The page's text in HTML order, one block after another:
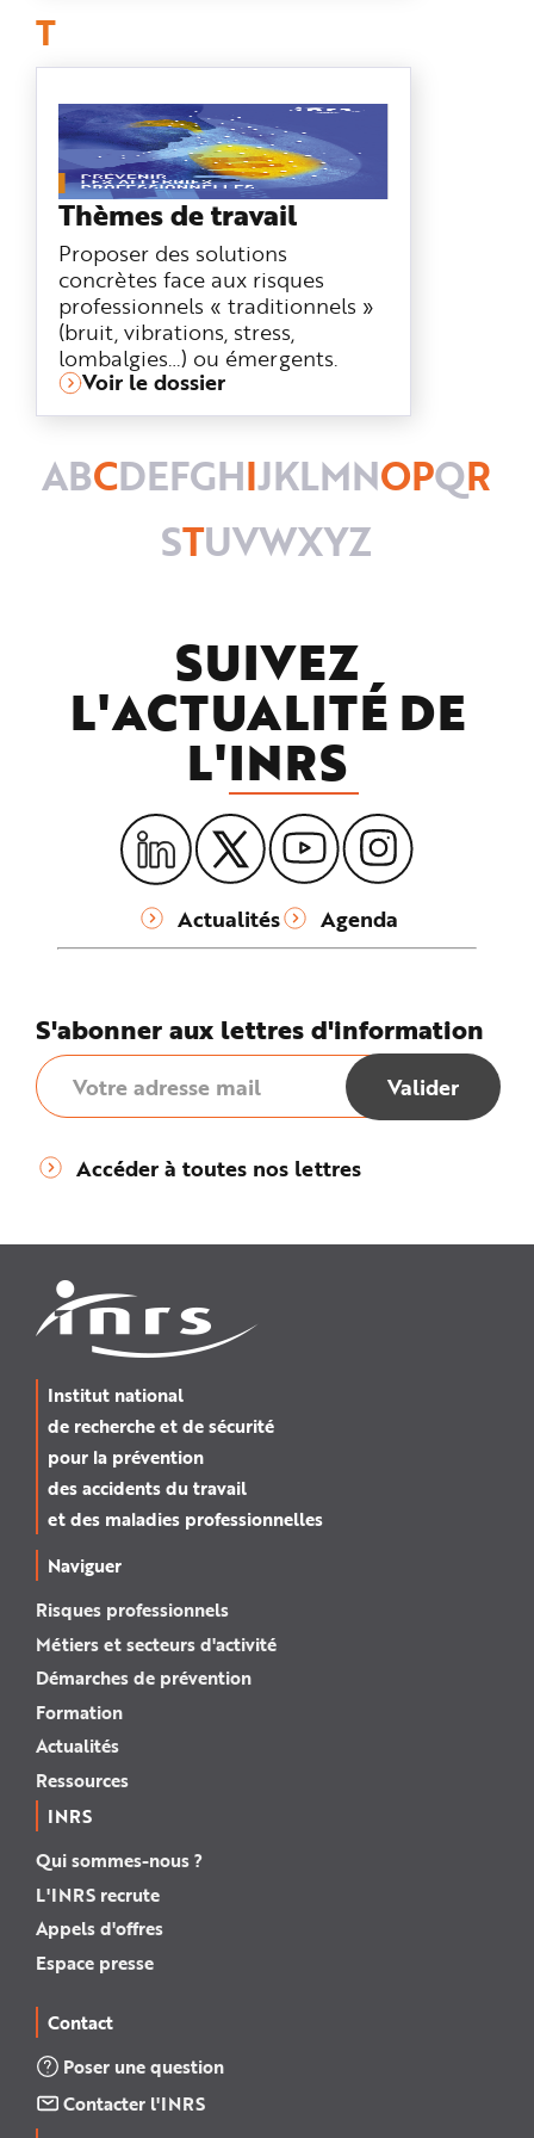
T
Thèmes de travail
Proposer des solutions
concrètes face aux risques
professionnels « traditionnels »
(bruit, vibrations, stress,
lombalgies…) ou émergents.
Voir le dossier
ABCDEFGHIJKLMNOPQR
STUVWXYZ
SUIVEZ
L'ACTUALITÉ DE
L'INRS
Actualités Agenda
S'abonner aux lettres d'information
Accéder à toutes nos lettres
Institut national
de recherche et de sécurité
pour la prévention
des accidents du travail
et des maladies professionnelles
Naviguer
Risques professionnels
Métiers et secteurs d'activité
Démarches de prévention
Formation
Actualités
Ressources
INRS
Qui sommes-nous ?
L'INRS recrute
Appels d'offres
Espace presse
Contact
Poser une question
Contacter l'INRS